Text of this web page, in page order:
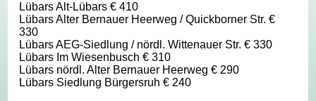
Lübars Alt-Lübars € 410
Lübars Alter Bernauer Heerweg / Quickborner Str. €
330
Lübars AEG-Siedlung / nördl. Wittenauer Str. € 330
Lübars Im Wiesenbusch € 310
Lübars nördl. Alter Bernauer Heerweg € 290
Lübars Siedlung Bürgersruh € 240